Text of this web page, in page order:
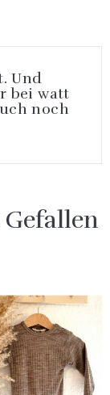
Und
bei watt
noch